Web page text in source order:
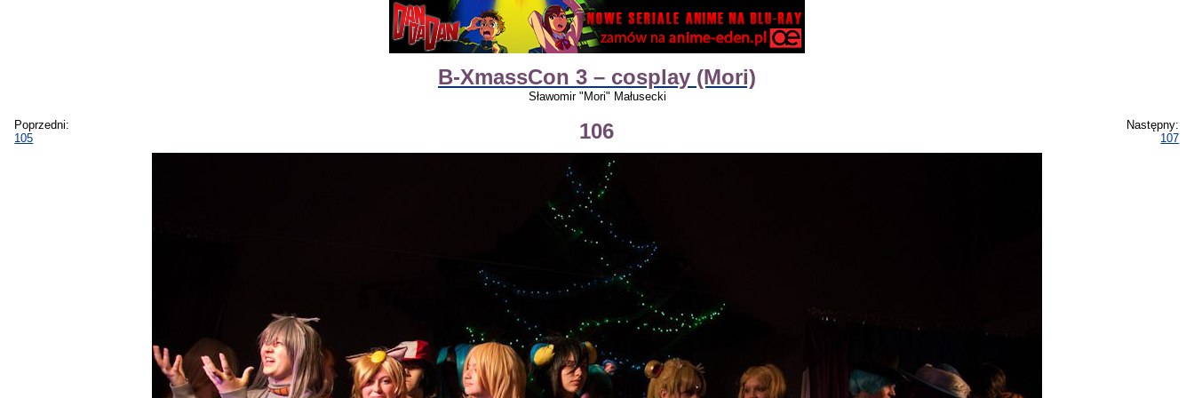
B-XmassCon 3 – cosplay (Mori)
Sławomir "Mori" Małusecki
Poprzedni:
105
106
Następny:
107